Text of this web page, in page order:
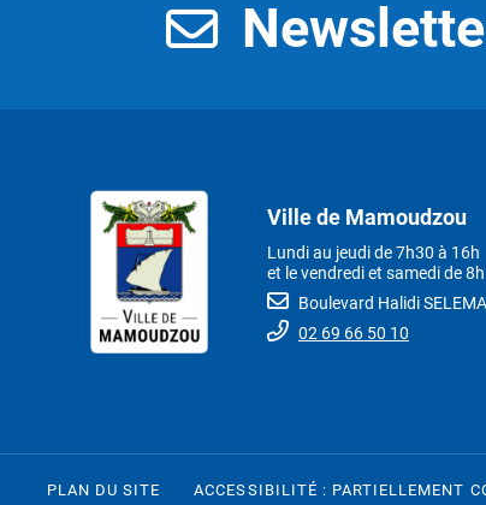
Ville de Mamoudzou
Lundi au jeudi de 7h30 à 16h
et le vendredi et samedi de
Boulevard Halidi
02 69 66 50 10
PLAN DU SITE ACCESSIBILITÉ : PARTIELLEMENT